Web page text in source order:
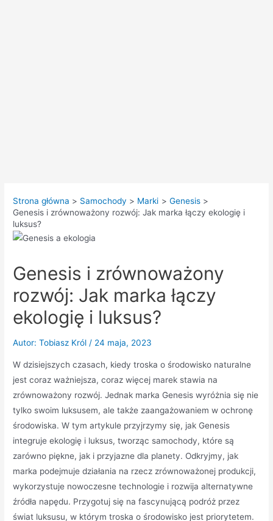
Strona główna Samochody Marki
Genesis
Genesis i zrównoważony rozwój: Jak marka łączy ekologię i
luksus?
Genesis i zrównoważony
rozwój: Jak marka łączy
ekologię i luksus?
Autor: Tobiasz Król / 24 maja, 2023
W dzisiejszych czasach, kiedy troska o środowisko naturalne
jest coraz ważniejsza, coraz więcej marek stawia na
zrównoważony rozwój. Jednak marka Genesis wyróżnia się nie
tylko swoim luksusem, ale także zaangażowaniem w ochronę
środowiska. W tym artykule przyjrzymy się, jak Genesis
integruje ekologię i luksus, tworząc samochody, które są
zarówno piękne, jak i przyjazne dla planety. Odkryjmy, jak
marka podejmuje działania na rzecz zrównoważonej produkcji,
wykorzystuje nowoczesne technologie i rozwija alternatywne
źródła napędu. Przygotuj się na fascynującą podróż przez
świat luksusu, w którym troska o środowisko jest priorytetem.